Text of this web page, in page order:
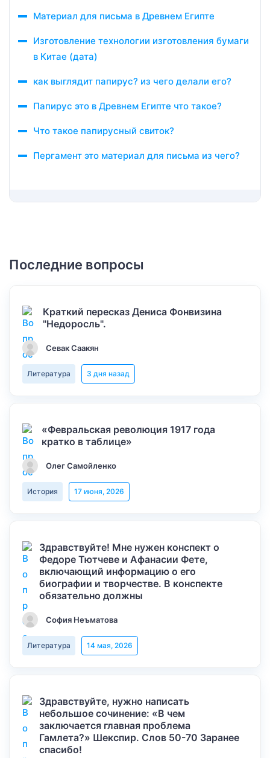
Материал для письма в Древнем Египте
Изготовление технологии изготовления бумаги
в Китае (дата)
как выглядит папирус? из чего делали его?
Папирус это в Древнем Египте что такое?
Что такое папирусный свиток?
Пергамент это материал для письма из чего?
Последние вопросы
Краткий пересказ Дениса Фонвизина
"Недоросль".
Севак Саакян
Литература 3 дня назад
«Февральская революция 1917 года
кратко в таблице»
Олег Самойленко
История 17 июня, 2026
Здравствуйте! Мне нужен конспект о
Федоре Тютчеве и Афанасии Фете,
включающий информацию о его
биографии и творчестве. В конспекте
обязательно должны
София Неъматова
Литература 14 мая, 2026
Здравствуйте, нужно написать
небольшое сочинение: «В чем
заключается главная проблема
Гамлета?» Шекспир. Слов 50-70 Заранее
спасибо!